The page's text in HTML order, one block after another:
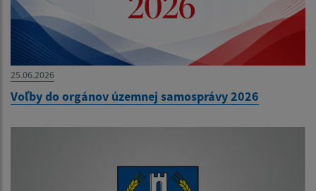
25.06.2026
Voľby do orgánov územnej samosprávy 2026